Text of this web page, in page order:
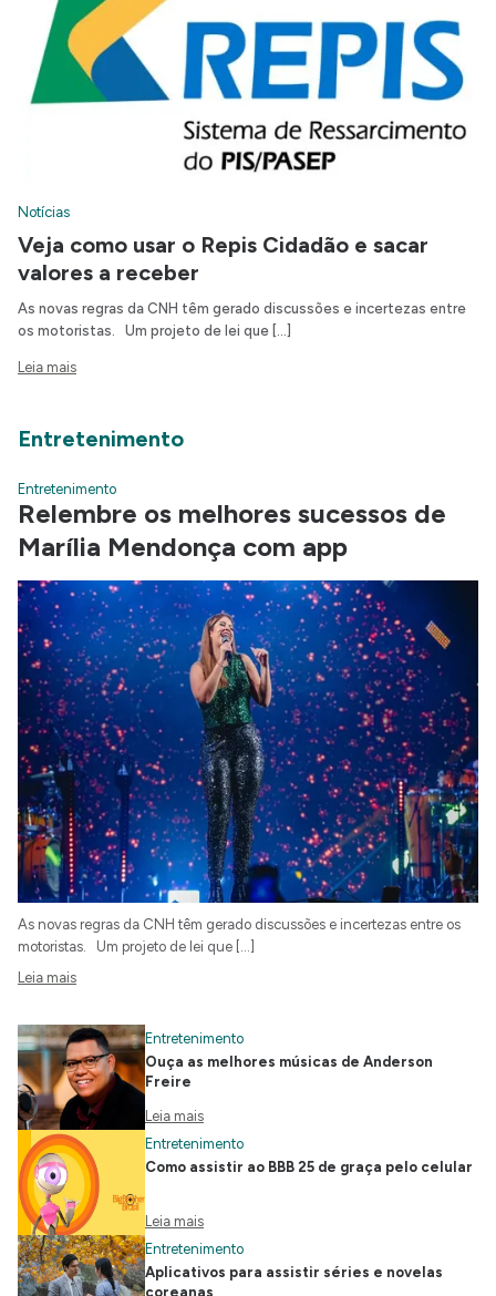
Notícias
Veja como usar o Repis Cidadão e sacar
valores a receber
As novas regras da CNH têm gerado discussões e incertezas entre
os motoristas. Um projeto de lei que […]
Leia mais
Entretenimento
Entretenimento
Relembre os melhores sucessos de
Marília Mendonça com app
As novas regras da CNH têm gerado discussões e incertezas entre os
motoristas. Um projeto de lei que […]
Leia mais
Entretenimento
Ouça as melhores músicas de Anderson
Freire
Leia mais
Entretenimento
Como assistir ao BBB 25 de graça pelo celular
Leia mais
Entretenimento
Aplicativos para assistir séries e novelas
coreanas